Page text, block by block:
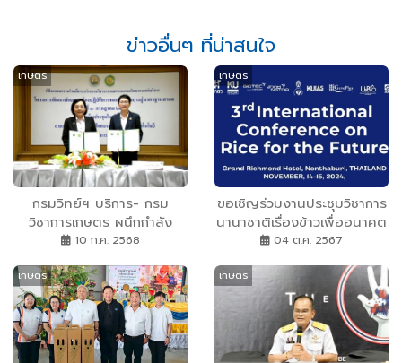
ข่าวอื่นๆ ที่น่าสนใจ
เกษตร
กรมวิทย์ฯ บริการ- กรม
วิชาการเกษตร ผนึกกำลัง
พัฒนาห้องปฏิบัติการทดสอบ
10 ก.ค. 2568
เกษตร
ขอเชิญร่วมงานประชุมวิชาการ
นานาชาติเรื่องข้าวเพื่ออนาคต
(3rd International
the Future)
04 ต.ค. 2567
เกษตร เกษตร